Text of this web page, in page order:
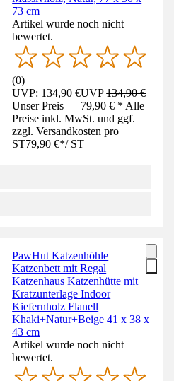
73 cm
Artikel wurde noch nicht
bewertet.
(0)
UVP: 134,90 €UVP134,90 €
Unser Preis — 79,90 € * Alle
Preise inkl. MwSt. und ggf.
zzgl. Versandkosten pro
ST79,90 €*/ ST
PawHut Katzenhöhle
Katzenbett mit Regal
Katzenhaus Katzenhütte mit
Kratzunterlage Indoor
Kiefernholz Flanell
Khaki+Natur+Beige 41 x 38 x
43 cm
Artikel wurde noch nicht
bewertet.